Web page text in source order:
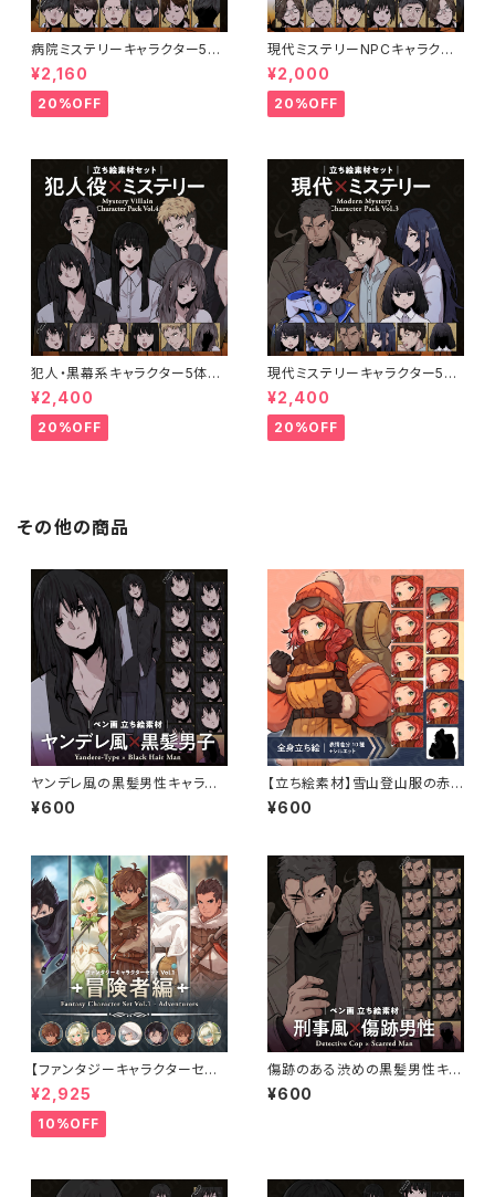
病院ミステリーキャラクター5体
セットの立ち絵素材｜医師・看護
師・患者・受付
¥2,160
20%OFF
現代ミステリーNPCキャラクタ
ー5体セット｜店員・運転手・情
報屋・TRPG向け立ち絵素材
¥2,000
20%OFF
犯人・黒幕系キャラクター5体セ
ットの立ち絵素材｜ペン画調・ミ
ステリー向け｜不良・ヤンデレ・
優等生など
¥2,400
20%OFF
現代ミステリーキャラクター5体
セットの立ち絵素材｜ペン画調・
ミステリー・事件系向け｜探偵・
刑事・エンジニアなど
¥2,400
20%OFF
その他の商品
ヤンデレ風の黒髪男性キャラク
ターの立ち絵素材｜ペン画調・
ミステリー・犯人役向け
¥600
【立ち絵素材】雪山登山服の赤
髪女性のイラスト・現代・三つ編
み・全身表情10種＋α
¥600
【ファンタジーキャラクターセット
Vol.1 冒険者編】冒険者・弓使
い・戦士・僧侶・アサシンの立ち
絵素材5人セット・表情差分あり
¥2,925
10%OFF
傷跡のある渋めの黒髪男性キャ
ラクターの立ち絵素材｜ペン画
調・刑事・現代ミステリー向け
¥600